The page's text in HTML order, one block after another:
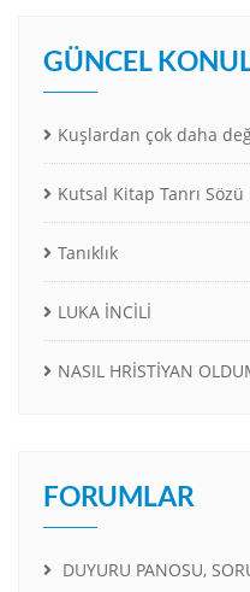
GÜNCEL
Kuşlardan çok daha
Kutsal Kitap Tanrı
Tanıklık
LUKA İNCİLİ
NASIL HRİSTİYAN
FORUMLAR
DUYURU PANOSU,